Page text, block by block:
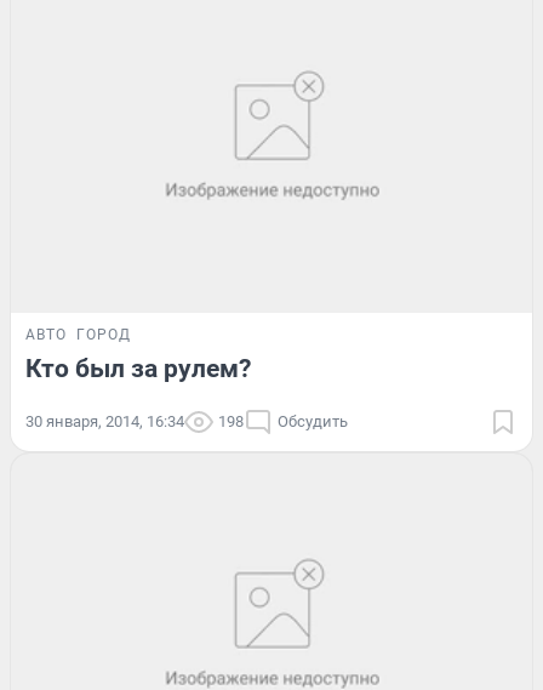
АВТО ГОРОД
Кто был за рулем?
30 января, 2014, 16:34 198 Обсудить